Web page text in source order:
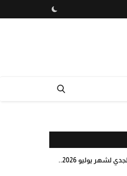
توقعات برج الجدي لشهر يوليو 2026..